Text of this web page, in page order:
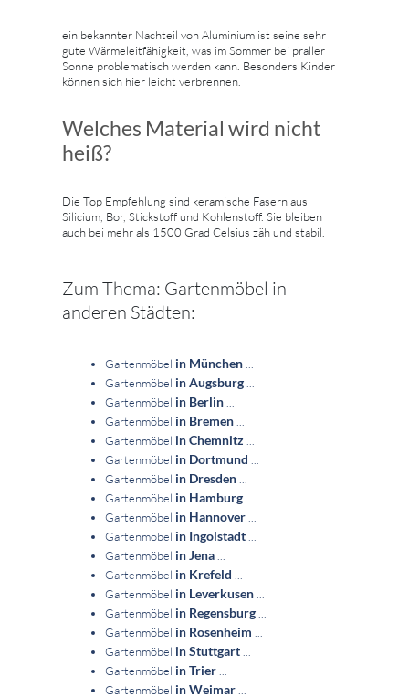
ein bekannter Nachteil von Aluminium ist seine sehr
gute Wärmeleitfähigkeit, was im Sommer bei praller
Sonne problematisch werden kann. Besonders Kinder
können sich hier leicht verbrennen.
Welches Material wird nicht
heiß?
Die Top Empfehlung sind keramische Fasern aus
Silicium, Bor, Stickstoff und Kohlenstoff. Sie bleiben
auch bei mehr als 1500 Grad Celsius zäh und stabil.
Zum Thema: Gartenmöbel in
anderen Städten:
Gartenmöbel in München
Gartenmöbel in Augsburg
Gartenmöbel in Berlin
Gartenmöbel in Bremen
Gartenmöbel in Chemnitz
Gartenmöbel in Dortmund
Gartenmöbel in Dresden
Gartenmöbel in Hamburg
Gartenmöbel in Hannover
Gartenmöbel in Ingolstadt
Gartenmöbel in Jena
Gartenmöbel in Krefeld
Gartenmöbel in Leverkusen
Gartenmöbel in Regensburg
Gartenmöbel in Rosenheim
Gartenmöbel in Stuttgart
Gartenmöbel in Trier
Gartenmöbel in Weimar